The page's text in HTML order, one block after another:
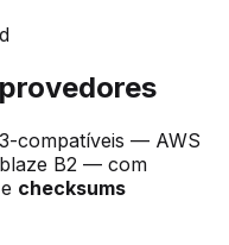
compatíveis — AWS
B2 — com
e checksums